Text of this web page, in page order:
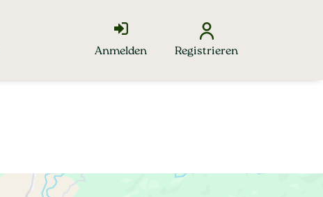
Anmelden Registrieren